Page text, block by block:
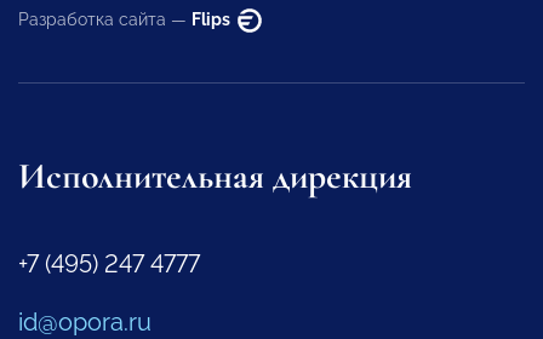
Разработка сайта — Flips
Исполнительная дирекция
+7 (495) 247 4777
id@opora.ru